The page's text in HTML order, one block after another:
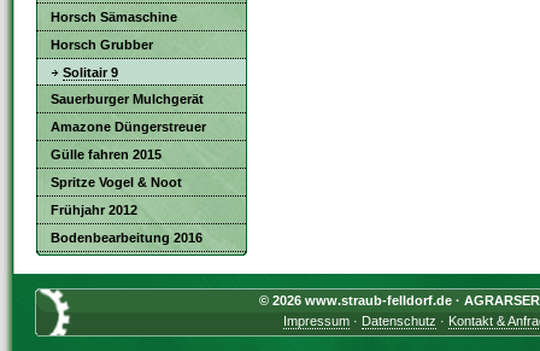
Horsch Sämaschine
Horsch Grubber
Solitair 9
Sauerburger Mulchgerät
Amazone Düngerstreuer
Gülle fahren 2015
Spritze Vogel & Noot
Frühjahr 2012
Bodenbearbeitung 2016
© 2026 www.straub-felldorf.de ·
Impressum· Datenschutz · Kontakt &